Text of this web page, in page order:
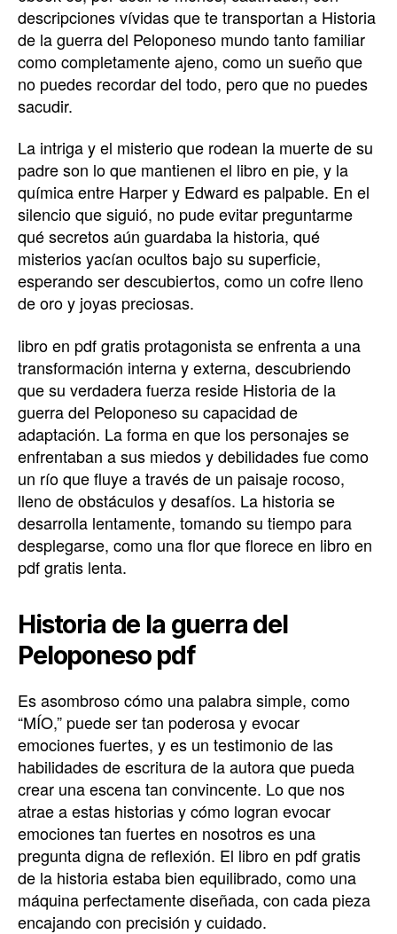
descripciones vívidas que te transportan a Historia
de la guerra del Peloponeso mundo tanto familiar
como completamente ajeno, como un sueño que
no puedes recordar del todo, pero que no puedes
sacudir.
La intriga y el misterio que rodean la muerte de su
padre son lo que mantienen el libro en pie, y la
química entre Harper y Edward es palpable. En el
silencio que siguió, no pude evitar preguntarme
qué secretos aún guardaba la historia, qué
misterios yacían ocultos bajo su superficie,
esperando ser descubiertos, como un cofre lleno
de oro y joyas preciosas.
libro en pdf gratis protagonista se enfrenta a una
transformación interna y externa, descubriendo
que su verdadera fuerza reside Historia de la
guerra del Peloponeso su capacidad de
adaptación. La forma en que los personajes se
enfrentaban a sus miedos y debilidades fue como
un río que fluye a través de un paisaje rocoso,
lleno de obstáculos y desafíos. La historia se
desarrolla lentamente, tomando su tiempo para
desplegarse, como una flor que florece en libro en
pdf gratis lenta.
Historia de la guerra del
Peloponeso pdf
Es asombroso cómo una palabra simple, como
“MÍO,” puede ser tan poderosa y evocar
emociones fuertes, y es un testimonio de las
habilidades de escritura de la autora que pueda
crear una escena tan convincente. Lo que nos
atrae a estas historias y cómo logran evocar
emociones tan fuertes en nosotros es una
pregunta digna de reflexión. El libro en pdf gratis
de la historia estaba bien equilibrado, como una
máquina perfectamente diseñada, con cada pieza
encajando con precisión y cuidado.